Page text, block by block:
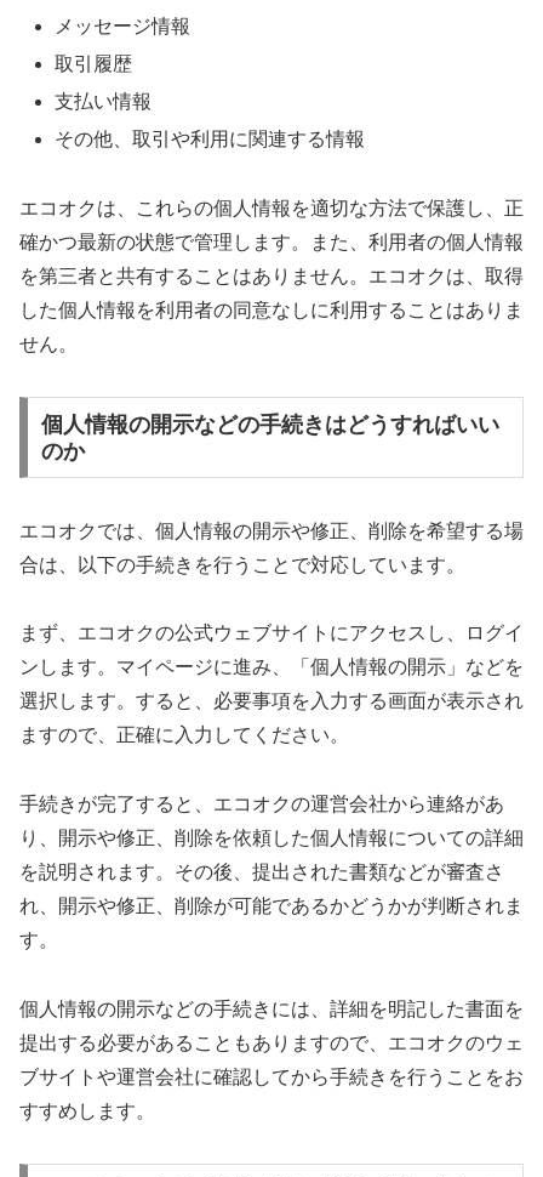
メッセージ情報
取引履歴
支払い情報
その他、取引や利用に関連する情報
エコオクは、これらの個人情報を適切な方法で保護し、正
確かつ最新の状態で管理します。また、利用者の個人情報
を第三者と共有することはありません。エコオクは、取得
した個人情報を利用者の同意なしに利用することはありま
せん。
個人情報の開示などの手続きはどうすればいい
のか
エコオクでは、個人情報の開示や修正、削除を希望する場
合は、以下の手続きを行うことで対応しています。
まず、エコオクの公式ウェブサイトにアクセスし、ログイ
ンします。マイページに進み、「個人情報の開示」などを
選択します。すると、必要事項を入力する画面が表示され
ますので、正確に入力してください。
手続きが完了すると、エコオクの運営会社から連絡があ
り、開示や修正、削除を依頼した個人情報についての詳細
を説明されます。その後、提出された書類などが審査さ
れ、開示や修正、削除が可能であるかどうかが判断されま
す。
個人情報の開示などの手続きには、詳細を明記した書面を
提出する必要があることもありますので、エコオクのウェ
ブサイトや運営会社に確認してから手続きを行うことをお
すすめします。